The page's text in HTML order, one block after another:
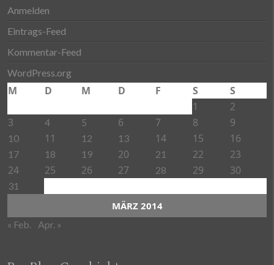
Anmelden
Eintrags-Feed
Kommentar-Feed
WordPress.org
MÄRZ 2014
M D M D F S
S
1
2
3
4 5 6 7 8 9
10 11 12 13 14 15 16
17 18 19 20 21 22
23
24
25 26 27 28 29 30
31
« Feb. Apr. »